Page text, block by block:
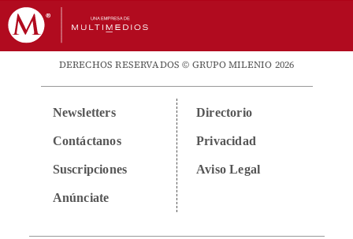
DERECHOS RESERVADOS © GRUPO MILENIO 2026
Newsletters
Contáctanos
Suscripciones
Anúnciate
Directorio
Privacidad
Aviso Legal